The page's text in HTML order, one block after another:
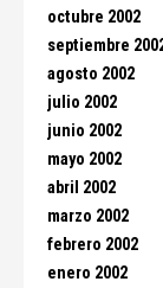
octubre 2002
septiembre
agosto 2002
julio 2002
junio 2002
mayo 2002
abril 2002
marzo 2002
febrero 2002
enero 2002